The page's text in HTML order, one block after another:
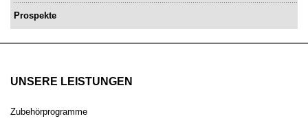
Prospekte
UNSERE LEISTUNGEN
Zubehörprogramme